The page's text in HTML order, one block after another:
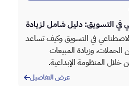
في التسويق: دليل شامل لزيادة
في التسويق وكيف تساعد
الحملات، وزيادة المبيعات
المنظومة الإبداعية.
عرض التفاصيل